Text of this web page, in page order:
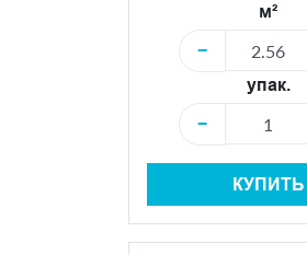
м²
−
упак.
−
КУПИТЬ